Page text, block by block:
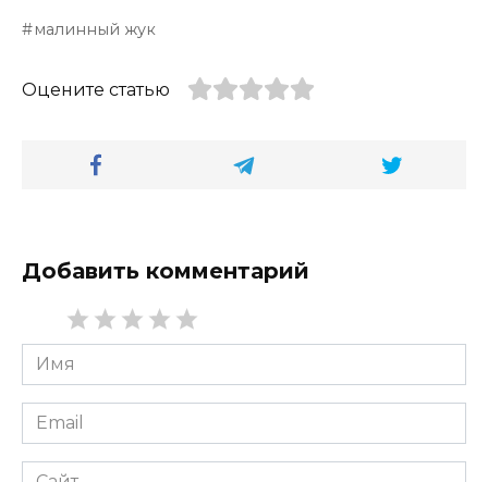
малинный жук
Оцените статью
Добавить комментарий
Имя
*
Email
*
Сайт